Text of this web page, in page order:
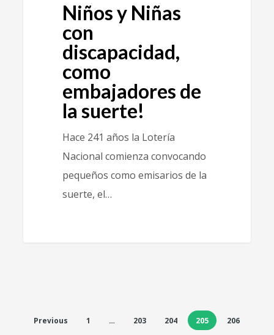
Niños y Niñas
con
discapacidad,
como
embajadores de
la suerte!
Hace 241 años la Lotería
Nacional comienza convocando
pequeños como emisarios de la
suerte, el…
Previous 1 … 203 204 205
206